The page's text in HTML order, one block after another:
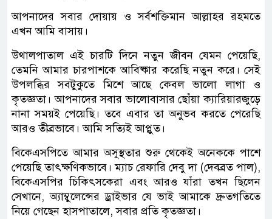
আপনাদের সবার দোয়ায় ও সর্বশক্তিমান আল্লাহর রহমতে
এখন আমি বাসায়।
উথালপাতাল এই চারটি দিনে নতুন জীবন যেমন পেয়েছি,
তেমনি আমার চারপাশকে আবিষ্কার করেছি নতুন করে। সেই
উপলব্ধির সবটুকুতে মিশে আছে কেবল ভালো লাগা ও
কৃতজ্ঞতা। আপনাদের সবার ভালোবাসার ছোঁয়া ক্যারিয়ারজুড়ে
নানা সময়ই পেয়েছি। তবে এবার তা অনুভব করতে পেরেছি
আরও তীব্রভাবে। আমি সত্যিই আপ্লুত।
বিকেএসপিতে আমার অসুস্থতার শুরু থেকেই অনেককে পাশে
পেয়েছি তাৎক্ষণিকভাবে। ম্যাচ রেফারি দেবু দা (দেবব্রত পাল),
বিকেএসপির চিকিৎসকেরা এবং আরও যাঁরা তখন ছিলেন
সেখানে, অ্যাম্বুলেন্সের ড্রাইভার যে ভাই আমাকে দ্রুতগতিতে
নিয়ে গেছেন হাসপাতালে, সবার প্রতি কৃতজ্ঞতা।